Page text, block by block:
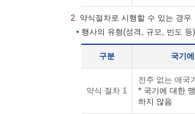
2. 약식절차로 시행할 수 있는 경우
행사의 유형(성격, 규모, 빈도
구분 국기
약식 절차 1
전주 없는 애국
* 국기에 대한
하지 않음